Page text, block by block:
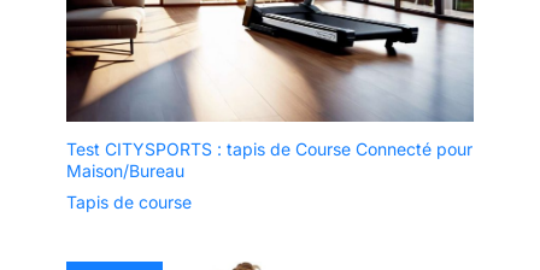
Test CITYSPORTS : tapis de Course Connecté pour
Maison/Bureau
Tapis de course